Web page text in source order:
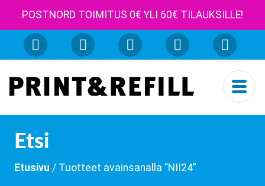
POSTNORD TOIMITUS 0€ YLI 60€ TILAUKSILLE!
Etsi
Etusivu / Tuotteet avainsanalla “NII24”